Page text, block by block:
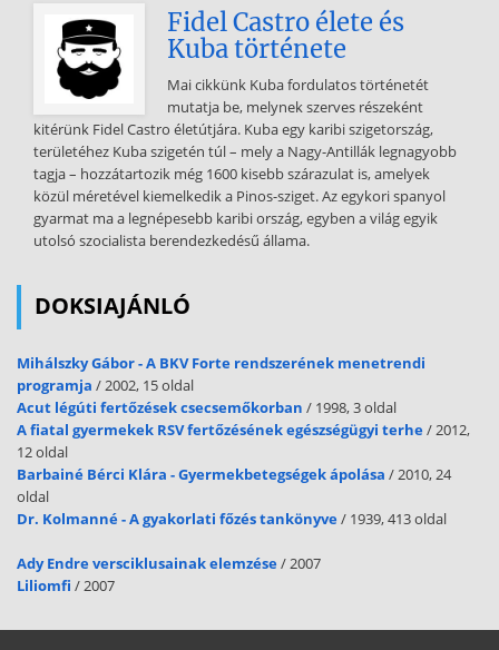
Fidel Castro élete és
Kuba története
Mai cikkünk Kuba fordulatos történetét
mutatja be, melynek szerves részeként
kitérünk Fidel Castro életútjára. Kuba egy karibi szigetország,
területéhez Kuba szigetén túl – mely a Nagy-Antillák legnagyobb
tagja – hozzátartozik még 1600 kisebb szárazulat is, amelyek
közül méretével kiemelkedik a Pinos-sziget. Az egykori spanyol
gyarmat ma a legnépesebb karibi ország, egyben a világ egyik
utolsó szocialista berendezkedésű állama.
DOKSIAJÁNLÓ
Mihálszky Gábor - A BKV Forte rendszerének menetrendi
programja / 2002, 15 oldal
Acut légúti fertőzések csecsemőkorban / 1998, 3 oldal
A fiatal gyermekek RSV fertőzésének egészségügyi terhe/ 2012,
12 oldal
Barbainé Bérci Klára - Gyermekbetegségek ápolása / 2010, 24
oldal
Dr. Kolmanné - A gyakorlati főzés tankönyve/ 1939, 413 oldal
Ady Endre versciklusainak elemzése/ 2007
Liliomfi / 2007